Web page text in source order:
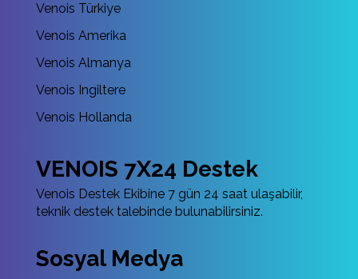
Venois Türkiye
Venois Amerika
Venois Almanya
Venois Ingiltere
Venois Hollanda
VENOIS 7X24 Destek
Venois Destek Ekibine 7 gün 24 saat ulaşabilir,
teknik destek talebinde bulunabilirsiniz.
Sosyal Medya